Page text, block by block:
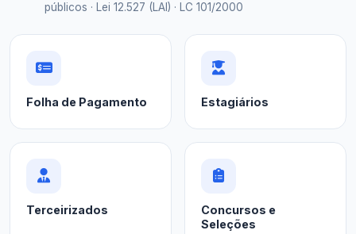
públicos · Lei 12.527 (LAI) · LC 101/2000
Folha de Pagamento Estagiários
Terceirizados
Concursos e
Seleções